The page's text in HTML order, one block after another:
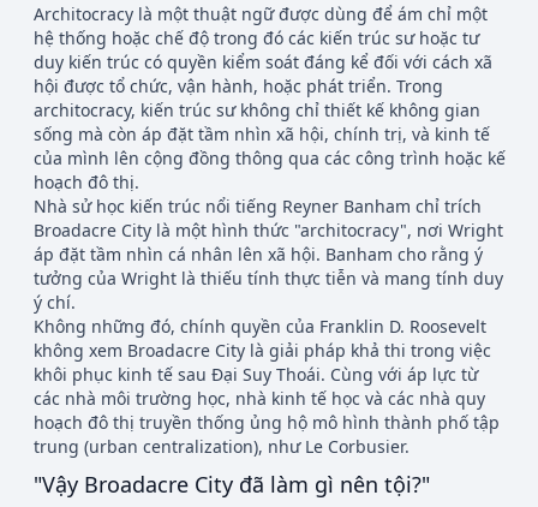
Architocracy là một thuật ngữ được dùng để ám chỉ một
hệ thống hoặc chế độ trong đó các kiến trúc sư hoặc tư
duy kiến trúc có quyền kiểm soát đáng kể đối với cách xã
hội được tổ chức, vận hành, hoặc phát triển. Trong
architocracy, kiến trúc sư không chỉ thiết kế không gian
sống mà còn áp đặt tầm nhìn xã hội, chính trị, và kinh tế
của mình lên cộng đồng thông qua các công trình hoặc kế
hoạch đô thị.
Nhà sử học kiến trúc nổi tiếng Reyner Banham chỉ trích
Broadacre City là một hình thức "architocracy", nơi Wright
áp đặt tầm nhìn cá nhân lên xã hội. Banham cho rằng ý
tưởng của Wright là thiếu tính thực tiễn và mang tính duy
ý chí.
Không những đó, chính quyền của Franklin D. Roosevelt
không xem Broadacre City là giải pháp khả thi trong việc
khôi phục kinh tế sau Đại Suy Thoái. Cùng với áp lực từ
các nhà môi trường học, nhà kinh tế học và các nhà quy
hoạch đô thị truyền thống ủng hộ mô hình thành phố tập
trung (urban centralization), như Le Corbusier.
"Vậy Broadacre City đã làm gì nên tội?"